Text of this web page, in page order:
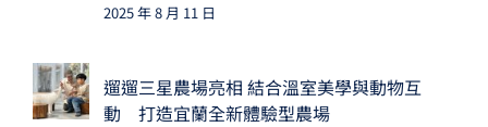
2025 年 8 月 11 日
遛遛三星農場亮相 結合溫室美學與動物互
動 打造宜蘭全新體驗型農場